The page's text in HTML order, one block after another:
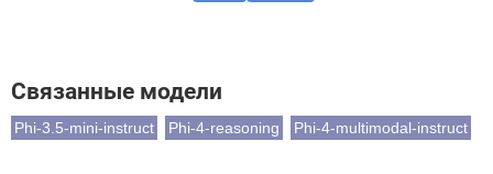
Связанные модели
Phi-3.5-mini-instruct Phi-4-reasoning Phi-4-multimodal-instruct